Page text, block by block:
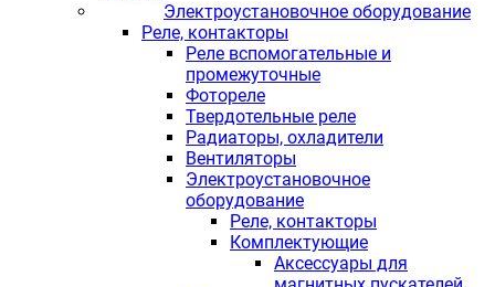
Электроустановочное оборудование
Реле, контакторы
Реле вспомогательные и
промежуточные
Фотореле
Твердотельные реле
Радиаторы, охладители
Вентиляторы
Электроустановочное
оборудование
Реле, контакторы
Комплектующие
Аксессуары для